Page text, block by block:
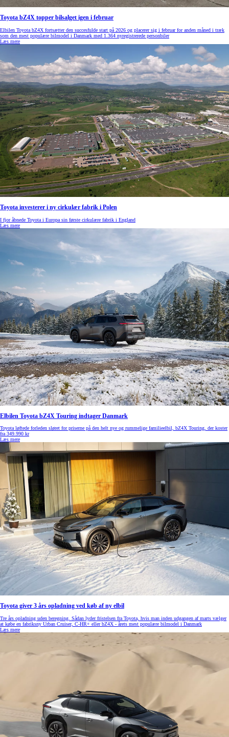
Toyota bZ4X topper bilsalget igen i februar
Elbilen Toyota bZ4X fortsætter den succesfulde start på 2026 og placerer sig i februar for anden måned i træk
som den mest populære bilmodel i Danmark med 1.364 nyregistrerede personbiler
Læs mere
Toyota investerer i ny cirkulær fabrik i Polen
I fjor åbnede Toyota i Europa sin første cirkulære fabrik i England
Læs mere
Elbilen Toyota bZ4X Touring indtager Danmark
Toyota løftede forleden sløret for priserne på den helt nye og rummelige familieelbil, bZ4X Touring, der koster
fra 349.990 kr
Læs mere
Toyota giver 3 års opladning ved køb af ny elbil
Tre års opladning uden beregning. Sådan lyder fristelsen fra Toyota, hvis man inden udgangen af marts vælger
at købe en fabriksny Urban Cruiser, C-HR+ eller bZ4X - årets mest populære bilmodel i Danmark
Læs mere